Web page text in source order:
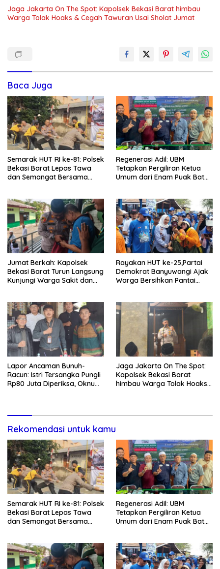
Jaga Jakarta On The Spot: Kapolsek Bekasi Barat himbau
Warga Tolak Hoaks & Cegah Tawuran Usai Sholat Jumat
Baca Juga
Semarak HUT RI ke-81: Polsek
Bekasi Barat Lepas Tawa
dan Semangat Bersama
Regenerasi Adil: UBM
Tetapkan Pergiliran Ketua
Umum dari Enam Puak Batak
Jumat Berkah: Kapolsek
Bekasi Barat Turun Langsung
Kunjungi Warga Sakit dan
Rayakan HUT ke-25,Partai
Demokrat Banyuwangi Ajak
Warga Bersihkan Pantai
Lapor Ancaman Bunuh-
Racun: Istri Tersangka Pungli
Rp80 Juta Diperiksa, Oknum
Jaga Jakarta On The Spot:
Kapolsek Bekasi Barat
himbau Warga Tolak Hoaks
Rekomendasi untuk kamu
Semarak HUT RI ke-81: Polsek
Bekasi Barat Lepas Tawa
dan Semangat Bersama
Regenerasi Adil: UBM
Tetapkan Pergiliran Ketua
Umum dari Enam Puak Batak